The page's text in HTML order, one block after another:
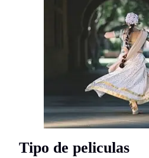
Tipo de peliculas